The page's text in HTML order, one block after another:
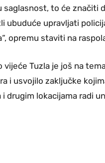
saglasnost, to će značiti
ubuduće upravljati
opremu staviti na
vijeće Tuzla je još na
i usvojilo zaključke
drugim lokacijama radi